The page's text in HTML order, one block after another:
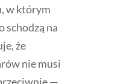
w którym
schodzą na
że
nie musi